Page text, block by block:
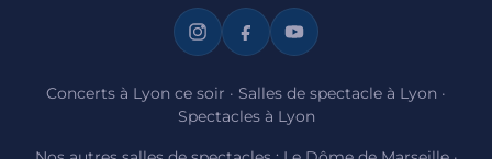
Concerts à Lyon ce soir · Salles de spectacle à Lyon ·
Spectacles à Lyon